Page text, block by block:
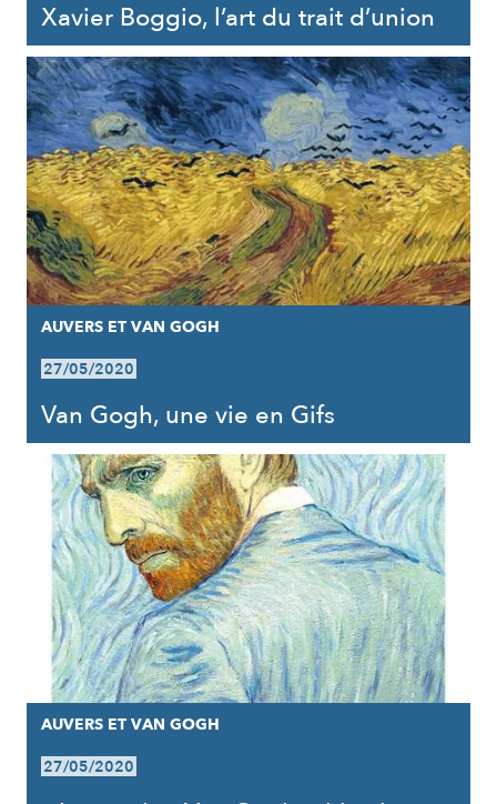
Xavier Boggio, l’art du trait d’union
AUVERS ET VAN GOGH
27/05/2020
Van Gogh, une vie en Gifs
AUVERS ET VAN GOGH
27/05/2020